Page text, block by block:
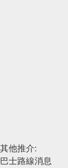
其他推介:
巴士路線消息